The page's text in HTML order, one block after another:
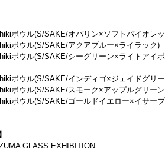
ボウル(S/SAKE/オパリン×ソフトバイオレ
ボウル(S/SAKE/アクアブルー×ライラック)
ボウル(S/SAKE/シーグリーン×ライトアイ
ボウル(S/SAKE/インディゴ×ジェイドグリ
ボウル(S/SAKE/スモーク×アップルグリー
ボウル(S/SAKE/ゴールドイエロー×イサー
GLASS EXHIBITION